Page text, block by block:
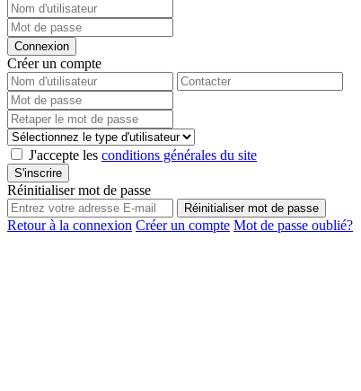
Connexion
Créer un compte
J'accepte les conditions générales du site
S'inscrire
Réinitialiser mot de passe
Réinitialiser mot de passe
Retour à la connexion Créer un compte Mot de passe oublié?